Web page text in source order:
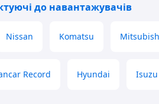
до навантажувачів
Nissan Komatsu
Record Hyundai Isuzu